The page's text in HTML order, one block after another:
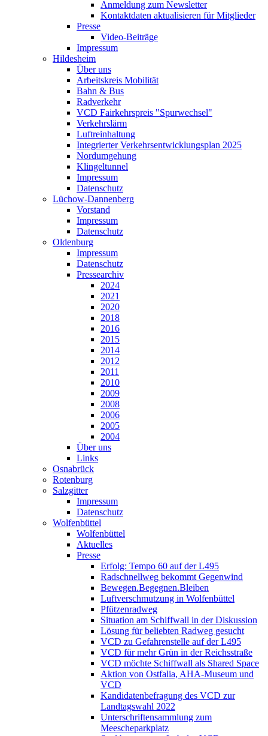
Anmeldung zum Newsletter
Kontaktdaten aktualisieren für Mitglieder
Presse
Video-Beiträge
Impressum
Hildesheim
Über uns
Arbeitskreis Mobilität
Bahn & Bus
Radverkehr
VCD Fairkehrspreis "Spurwechsel"
Verkehrslärm
Luftreinhaltung
Integrierter Verkehrsentwicklungsplan 2025
Nordumgehung
Klingeltunnel
Impressum
Datenschutz
Lüchow-Dannenberg
Vorstand
Impressum
Datenschutz
Oldenburg
Impressum
Datenschutz
Pressearchiv
2024
2021
2020
2018
2016
2015
2014
2012
2011
2010
2009
2008
2006
2005
2004
Über uns
Links
Osnabrück
Rotenburg
Salzgitter
Impressum
Datenschutz
Wolfenbüttel
Wolfenbüttel
Aktuelles
Presse
Erfolg: Tempo 60 auf der L495
Radschnellweg bekommt Gegenwind
Bewegen.Begegnen.Bleiben
Luftverschmutzung in Wolfenbüttel
Pfützenradweg
Situation am Schiffwall in der Diskussion
Lösung für beliebten Radweg gesucht
VCD zu Gefahrenstelle auf der L495
VCD für mehr Grün in der Reichsstraße
VCD möchte Schiffwall als Shared Space
Aktion von Ostfalia, AHA-Museum und
VCD
Kandidatenbefragung des VCD zur
Landtagswahl 2022
Unterschriftensammlung zum
Meescheparkplatz